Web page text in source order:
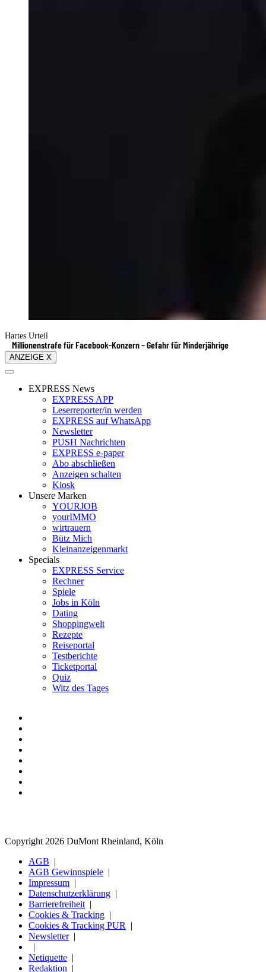
Hartes Urteil
Millionenstrafe für Facebook-Konzern – Gefahr für Minderjährige
ANZEIGE X
EXPRESS News
EXPRESS APP
Leserreporter/in werden
EXPRESS auf WhatsApp
Newsletter
PUSH Nachrichten
EXPRESS e-paper
Abo abschließen
Anzeigen schalten
Kiosk
Unsere Marken
YOURJOB
yourIMMO
wirtrauern
Bütz Mich
Kleinanzeigenmarkt
Specials
EXPRESS Service
Rechner
Spiele
Jobs in Köln
Dating
Shoppingwelt
Rezepte
Reiseportal
Testberichte
Ticketportal
Quiz
Witz des Tages
Copyright 2026 DuMont Rheinland, Köln
AGB
AGB Gewinnspiele
Impressum
Datenschutzerklärung
Barrierefreiheit
Cookies & Tracking
Cookies & Tracking PUR
Newsletter
Netiquette
Redaktion